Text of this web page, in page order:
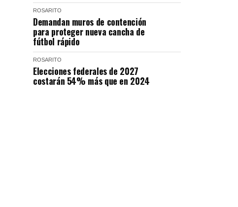
ROSARITO
Demandan muros de contención
para proteger nueva cancha de
fútbol rápido
ROSARITO
Elecciones federales de 2027
costarán 54% más que en 2024